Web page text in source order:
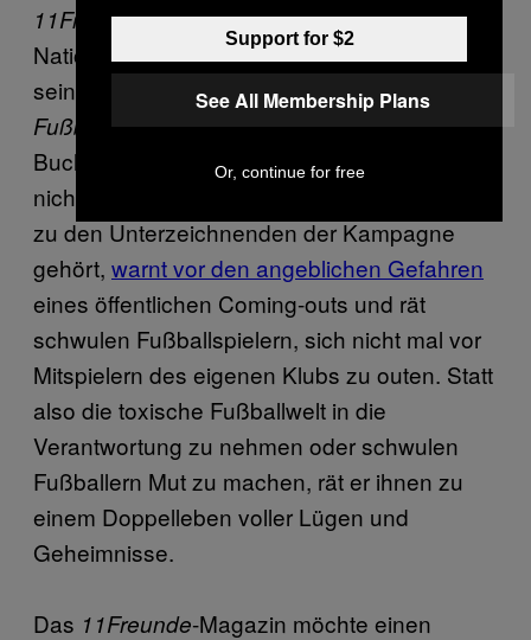
11Freunde-Kampagne promotet der Ex-
Nationalmannschaftskapitän Philipp Lahm
sein neues BuchDas Spiel: Die Welt des
Fußballs. Lahms Äußerungen in seinem
Buch und die
11Freunde
-Kampagne könnten
nicht gegensätzlicher wirken. Lahm, der nicht
zu den Unterzeichnenden der Kampagne
gehört, warnt vor den angeblichen Gefahren
eines öffentlichen Coming-outs und rät
schwulen Fußballspielern, sich nicht mal vor
Mitspielern des eigenen Klubs zu outen. Statt
also die toxische Fußballwelt in die
Verantwortung zu nehmen oder schwulen
Fußballern Mut zu machen, rät er ihnen zu
einem Doppelleben voller Lügen und
Geheimnisse.
Das 11Freunde-Magazin möchte einen
Support for $2
See All Membership Plans
Or, continue for free